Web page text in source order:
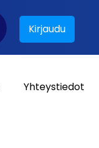
Kirjaudu
Yhteystiedot